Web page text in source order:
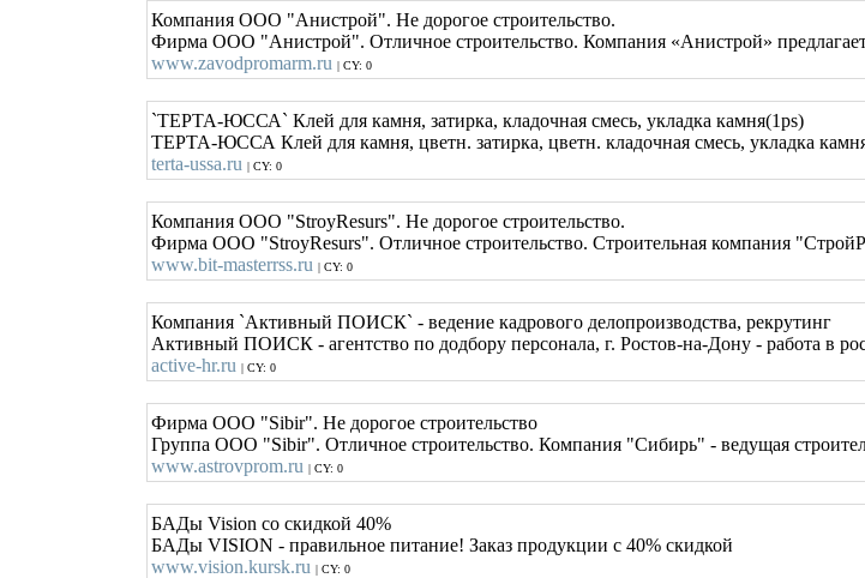
Компания ООО "Анистрой". Не дорогое строительство.
Фирма ООО "Анистрой". Отличное строительство. Компания «Анистрой»
www.zavodpromarm.ru | CY: 0
`ТЕРТА-ЮССА` Клей для камня, затирка, кладочная смесь, укладка камня(1ps)
ТЕРТА-ЮССА Клей для камня, цветн. затирка, цветн. кладочная смесь, укладка
terta-ussa.ru | CY: 0
Компания ООО "StroyResurs". Не дорогое строительство.
Фирма ООО "StroyResurs". Отличное строительство. Строительная компания
www.bit-masterrss.ru | CY: 0
Компания `Активный ПОИСК` - ведение кадрового делопроизводства, рекрутинг
Активный ПОИСК - агентство по додбору персонала, г. Ростов-на-Дону - работа в
active-hr.ru | CY: 0
Фирма ООО "Sibir". Не дорогое строительство
Группа ООО "Sibir". Отличное строительство. Компания "Сибирь" - ведущая
www.astrovprom.ru | CY: 0
БАДы Vision со скидкой 40%
БАДы VISION - правильное питание! Заказ продукции с 40% скидкой
www.vision.kursk.ru | CY: 0